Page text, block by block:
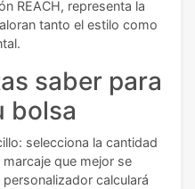
REACH, representa la
tanto el estilo como
saber para
bolsa
selecciona la cantidad
que mejor se
calculará